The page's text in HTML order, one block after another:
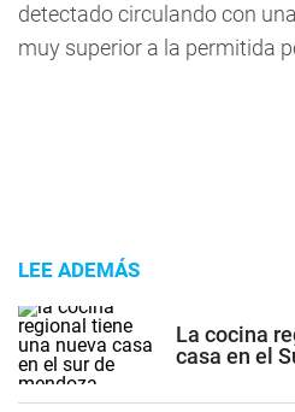
detectado circulando con
muy superior a la permitida
LEE ADEMÁS
La cocina
casa en el